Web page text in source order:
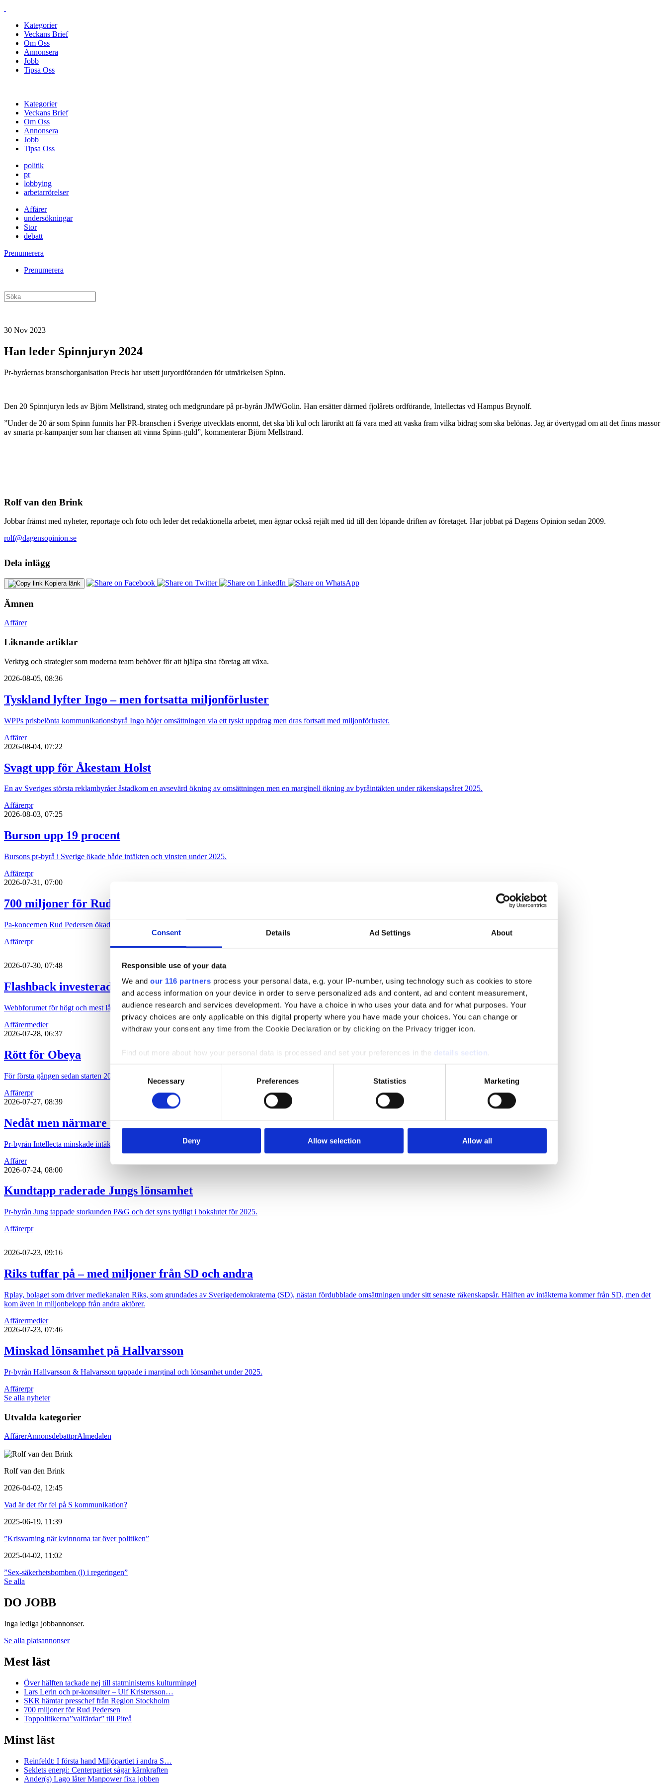
Consent Details Ad Settings About
Responsible use of your data
We and our 116 partners process your personal data, e.g. your IP-number, using technology such as cookies to store
and access information on your device in order to serve personalized ads and content, ad and content measurement,
audience research and services development. You have a choice in who uses your data and for what purposes. Your
privacy choices are only applicable on this digital property where you have made your choices. You can change or
withdraw your consent any time from the Cookie Declaration or by clicking on the Privacy trigger icon.
Find out more about how your personal data is processed and set your preferences in the details section
We use cookies to personalise content and ads, to provide social media features and to analyse our traffic. We also share
information about your use of our site with our social media, advertising and analytics partners who may combine it with
other information that you’ve provided to them or that they’ve collected from your use of their services.
Selection
Necessary Preferences Statistics Marketing
Deny Allow selection Allow all
Kategorier
Veckans Brief
Om Oss
Annonsera
Jobb
Tipsa Oss
Kategorier
Veckans Brief
Om Oss
Annonsera
Jobb
Tipsa Oss
politik
pr
lobbying
arbetarrörelser
Affärer
undersökningar
Stor
debatt
Prenumerera
Prenumerera
30 Nov 2023
Han leder Spinnjuryn 2024
Pr-byråernas branschorganisation Precis har utsett juryordföranden för utmärkelsen Spinn.
Den 20 Spinnjuryn leds av Björn Mellstrand, strateg och medgrundare på pr-byrån JMWGolin. Han ersätter därmed fjolårets ordförande, Intellectas vd Hampus Brynolf.
”Under de 20 år som Spinn funnits har PR-branschen i Sverige utvecklats enormt, det ska bli kul och lärorikt att få vara med att vaska fram vilka bidrag som ska belönas. Jag är övertygad om att det finns massor
av smarta pr-kampanjer som har chansen att vinna Spinn-guld”, kommenterar Björn Mellstrand.
Rolf van den Brink
Jobbar främst med nyheter, reportage och foto och leder det redaktionella arbetet, men ägnar också rejält med tid till den löpande driften av företaget. Har jobbat på Dagens Opinion sedan 2009.
rolf@dagensopinion.se
Dela inlägg
Kopiera länk
Ämnen
Affärer
Liknande artiklar
Verktyg och strategier som moderna team behöver för att hjälpa sina företag att växa.
2026-08-05, 08:36
Tyskland lyfter Ingo – men fortsatta miljonförluster
WPPs prisbelönta kommunikationsbyrå Ingo höjer omsättningen via ett tyskt uppdrag men dras fortsatt med miljonförluster.
Affärer
2026-08-04, 07:22
Svagt upp för Åkestam Holst
En av Sveriges största reklambyråer åstadkom en avsevärd ökning av omsättningen men en marginell ökning av byråintäkten under räkenskapsåret 2025.
Affärerpr
2026-08-03, 07:25
Burson upp 19 procent
Bursons pr-byrå i Sverige ökade både intäkten och vinsten under 2025.
Affärerpr
2026-07-31, 07:00
700 miljoner för Rud Pedersen
Pa-koncernen Rud Pedersen ökade under 2025 både intäkten och lönsamheten och passerade 700 miljoner kronor i omsättning.
Affärerpr
2026-07-30, 07:48
Flashback investerade bort vinsten
Webbforumet för högt och mest lågt, Flashback, ökade omsättningen men tappade i lönsamhet under 2025.
Affärermedier
2026-07-28, 06:37
Rött för Obeya
För första gången sedan starten 2015 har pr-byrån Obeya gått med förlust. Det skedde räkenskapsåret 2025.
Affärerpr
2026-07-27, 08:39
Nedåt men närmare svart för Intellecta
Pr-byrån Intellecta minskade intäkterna under 2025 men tog ett steg närmare svarta siffror.
Affärer
2026-07-24, 08:00
Kundtapp raderade Jungs lönsamhet
Pr-byrån Jung tappade storkunden P&G och det syns tydligt i bokslutet för 2025.
Affärerpr
2026-07-23, 09:16
Riks tuffar på – med miljoner från SD och andra
Rplay, bolaget som driver mediekanalen Riks, som grundades av Sverigedemokraterna (SD), nästan fördubblade omsättningen under sitt senaste räkenskapsår. Hälften av intäkterna kommer från SD, men det
kom även in miljonbelopp från andra aktörer.
Affärermedier
2026-07-23, 07:46
Minskad lönsamhet på Hallvarsson
Pr-byrån Hallvarsson & Halvarsson tappade i marginal och lönsamhet under 2025.
Affärerpr
Se alla nyheter
Utvalda kategorier
AffärerAnnonsdebattprAlmedalen
Rolf van den Brink
2026-04-02, 12:45
Vad är det för fel på S kommunikation?
2025-06-19, 11:39
”Krisvarning när kvinnorna tar över politiken”
2025-04-02, 11:02
”Sex-säkerhetsbomben (l) i regeringen”
Se alla
DO JOBB
Inga lediga jobbannonser.
Se alla platsannonser
Mest läst
Över hälften tackade nej till statministerns kulturmingel
Lars Lerin och pr-konsulter – Ulf Kristersson…
SKR hämtar presschef från Region Stockholm
700 miljoner för Rud Pedersen
Toppolitikerna”valfärdar” till Piteå
Minst läst
Reinfeldt: I första hand Miljöpartiet i andra S…
Seklets energi: Centerpartiet sågar kärnkraften
Ander(s) Lago låter Manpower fixa jobben